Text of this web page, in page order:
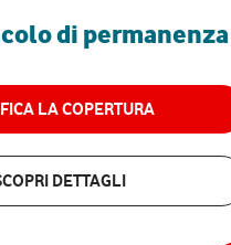
di permanenza
LA COPERTURA
DETTAGLI